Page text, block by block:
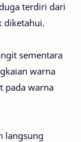
terdiri dari
diketahui.
sementara
warna
pada warna
langsung